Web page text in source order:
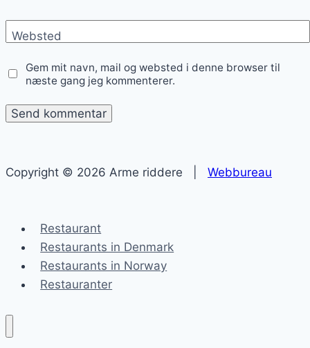
Websted
Gem mit navn, mail og websted i denne browser til
næste gang jeg kommenterer.
Copyright © 2026 Arme riddere | Webbureau
Restaurant
Restaurants in Denmark
Restaurants in Norway
Restauranter